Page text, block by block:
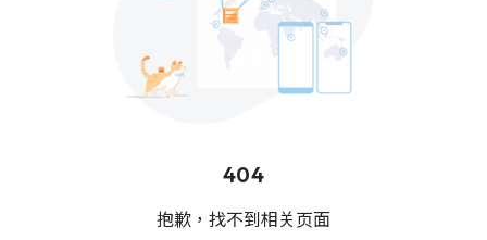
404
抱歉，找不到相关页面